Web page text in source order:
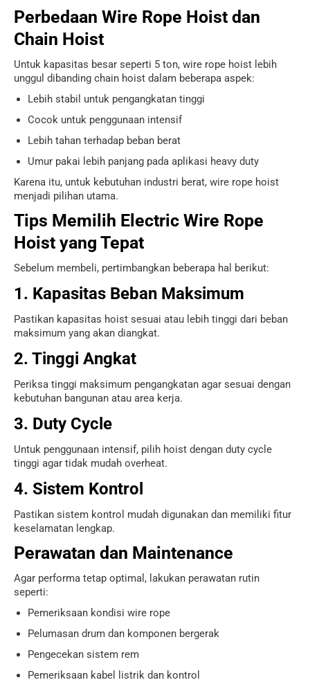
Perbedaan Wire Rope Hoist dan
Chain Hoist
Untuk kapasitas besar seperti 5 ton, wire rope hoist lebih
unggul dibanding chain hoist dalam beberapa aspek:
Lebih stabil untuk pengangkatan tinggi
Cocok untuk penggunaan intensif
Lebih tahan terhadap beban berat
Umur pakai lebih panjang pada aplikasi heavy duty
Karena itu, untuk kebutuhan industri berat, wire rope hoist
menjadi pilihan utama.
Tips Memilih Electric Wire Rope
Hoist yang Tepat
Sebelum membeli, pertimbangkan beberapa hal berikut:
1. Kapasitas Beban Maksimum
Pastikan kapasitas hoist sesuai atau lebih tinggi dari beban
maksimum yang akan diangkat.
2. Tinggi Angkat
Periksa tinggi maksimum pengangkatan agar sesuai dengan
kebutuhan bangunan atau area kerja.
3. Duty Cycle
Untuk penggunaan intensif, pilih hoist dengan duty cycle
tinggi agar tidak mudah overheat.
4. Sistem Kontrol
Pastikan sistem kontrol mudah digunakan dan memiliki fitur
keselamatan lengkap.
Perawatan dan Maintenance
Agar performa tetap optimal, lakukan perawatan rutin
seperti:
Pemeriksaan kondisi wire rope
Pelumasan drum dan komponen bergerak
Pengecekan sistem rem
Pemeriksaan kabel listrik dan kontrol